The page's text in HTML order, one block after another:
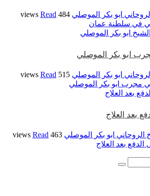
ابو بكر الموصلي 484 views
Read
في سلطنة عمان
ابو بكر الموصلي
ابو بكر الموصلي 515 views
Read
مجرب ابو بكر الموصلي
بعد العلاج
الروحاني ابو بكر الموصلي 463 views
Read
بعد العلاج